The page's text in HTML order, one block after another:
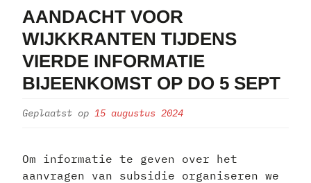
AANDACHT VOOR
WIJKKRANTEN TIJDENS
VIERDE INFORMATIE
BIJEENKOMST OP DO 5 SEPT
Geplaatst op 15 augustus 2024
Om informatie te geven over het
aanvragen van subsidie organiseren we